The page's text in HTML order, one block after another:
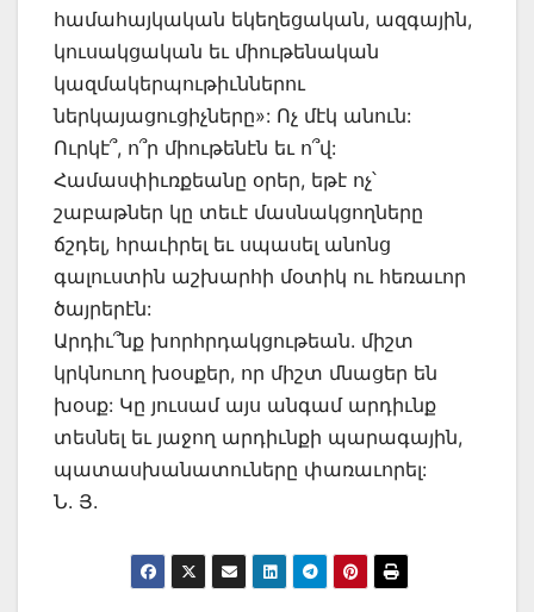
համահայկական եկեղեցական, ազգային,
կուսակցական եւ միութենական
կազմակերպութիւններու
ներկայացուցիչները»: Ոչ մէկ անուն:
Ուրկէ՞, ո՞ր միութենէն եւ ո՞վ:
Համասփիւռքեանը օրեր, եթէ ոչ՝
շաբաթներ կը տեւէ մասնակցողները
ճշդել, հրաւիրել եւ սպասել անոնց
գալուստին աշխարհի մօտիկ ու հեռաւոր
ծայրերէն:
Արդիւ՞նք խորհրդակցութեան. միշտ
կրկնուող խօսքեր, որ միշտ մնացեր են
խօսք: Կը յուսամ այս անգամ արդիւնք
տեսնել եւ յաջող արդիւնքի պարագային,
պատասխանատուները փառաւորել:
Ն. Յ.